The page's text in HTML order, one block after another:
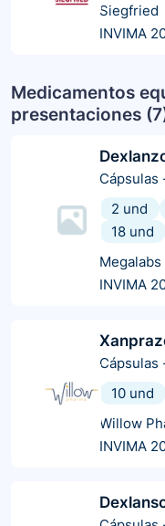
Siegfried
INVIMA
Medicamentos
presentaciones (7
Cápsulas
2 und
18 und
Megalabs
INVIMA
Cápsulas
10 und
Willow
INVIMA